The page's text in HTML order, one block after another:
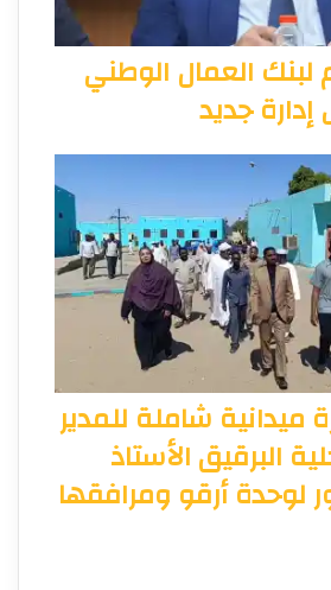
لبنك العمال الوطني
جديد
ميدانية شاملة للمدير
البرقيق الأستاذ
لوحدة أرقو ومرافقها